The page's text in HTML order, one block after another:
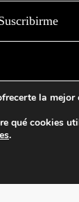
Política de
la mejor
qué cookies
.